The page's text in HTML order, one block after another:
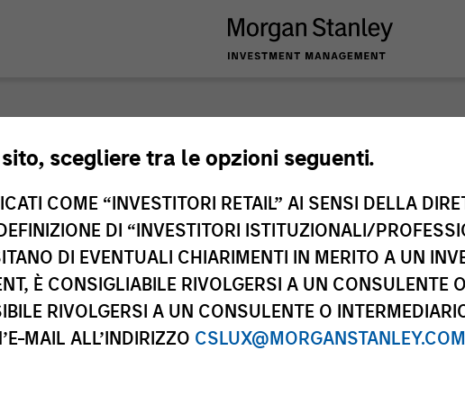
scegliere tra le opzioni seguenti.
COME “INVESTITORI RETAIL” AI SENSI DELLA
DI “INVESTITORI ISTITUZIONALI/
DI EVENTUALI CHIARIMENTI IN MERITO A UN
È CONSIGLIABILE RIVOLGERSI A UN CONSULENTE
RIVOLGERSI A UN CONSULENTE O
MAIL ALL’INDIRIZZO CSLUX@MORGANSTANLEY.COM
Stanley